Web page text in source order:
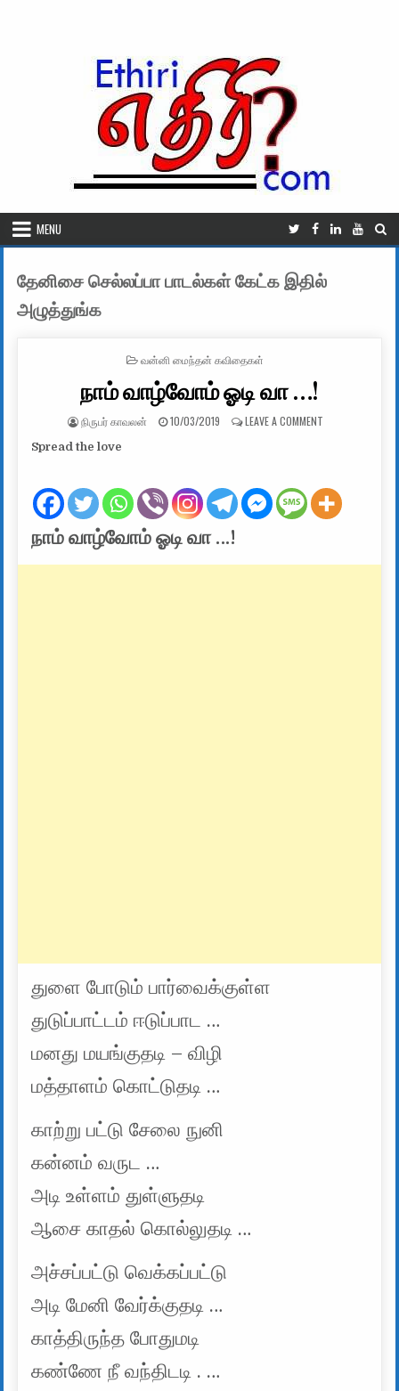
MENU
தேனிசை செல்லப்பா பாடல்கள் கேட்க இதில்
அழுத்துங்க
POSTED IN
வன்னி மைந்தன் கவிதைகள்
நாம் வாழ்வோம் ஓடி வா …!
AUTHOR:
நிருபர் காவலன் PUBLISHED DATE:
10/03/2019 LEAVE A COMMENTON நாம்
Spread the love
நாம் வாழ்வோம் ஓடி வா …!
துளை போடும் பார்வைக்குள்ள
துடுப்பாட்டம் ஈடுப்பாட …
மனது மயங்குதடி – விழி
மத்தாளம் கொட்டுதடி …
காற்று பட்டு சேலை நுனி
கன்னம் வருட …
அடி உள்ளம் துள்ளுதடி
ஆசை காதல் கொல்லுதடி …
அச்சப்பட்டு வெக்கப்பட்டு
அடி மேனி வேர்க்குதடி …
காத்திருந்த போதுமடி
கண்ணே நீ வந்திடடி . …